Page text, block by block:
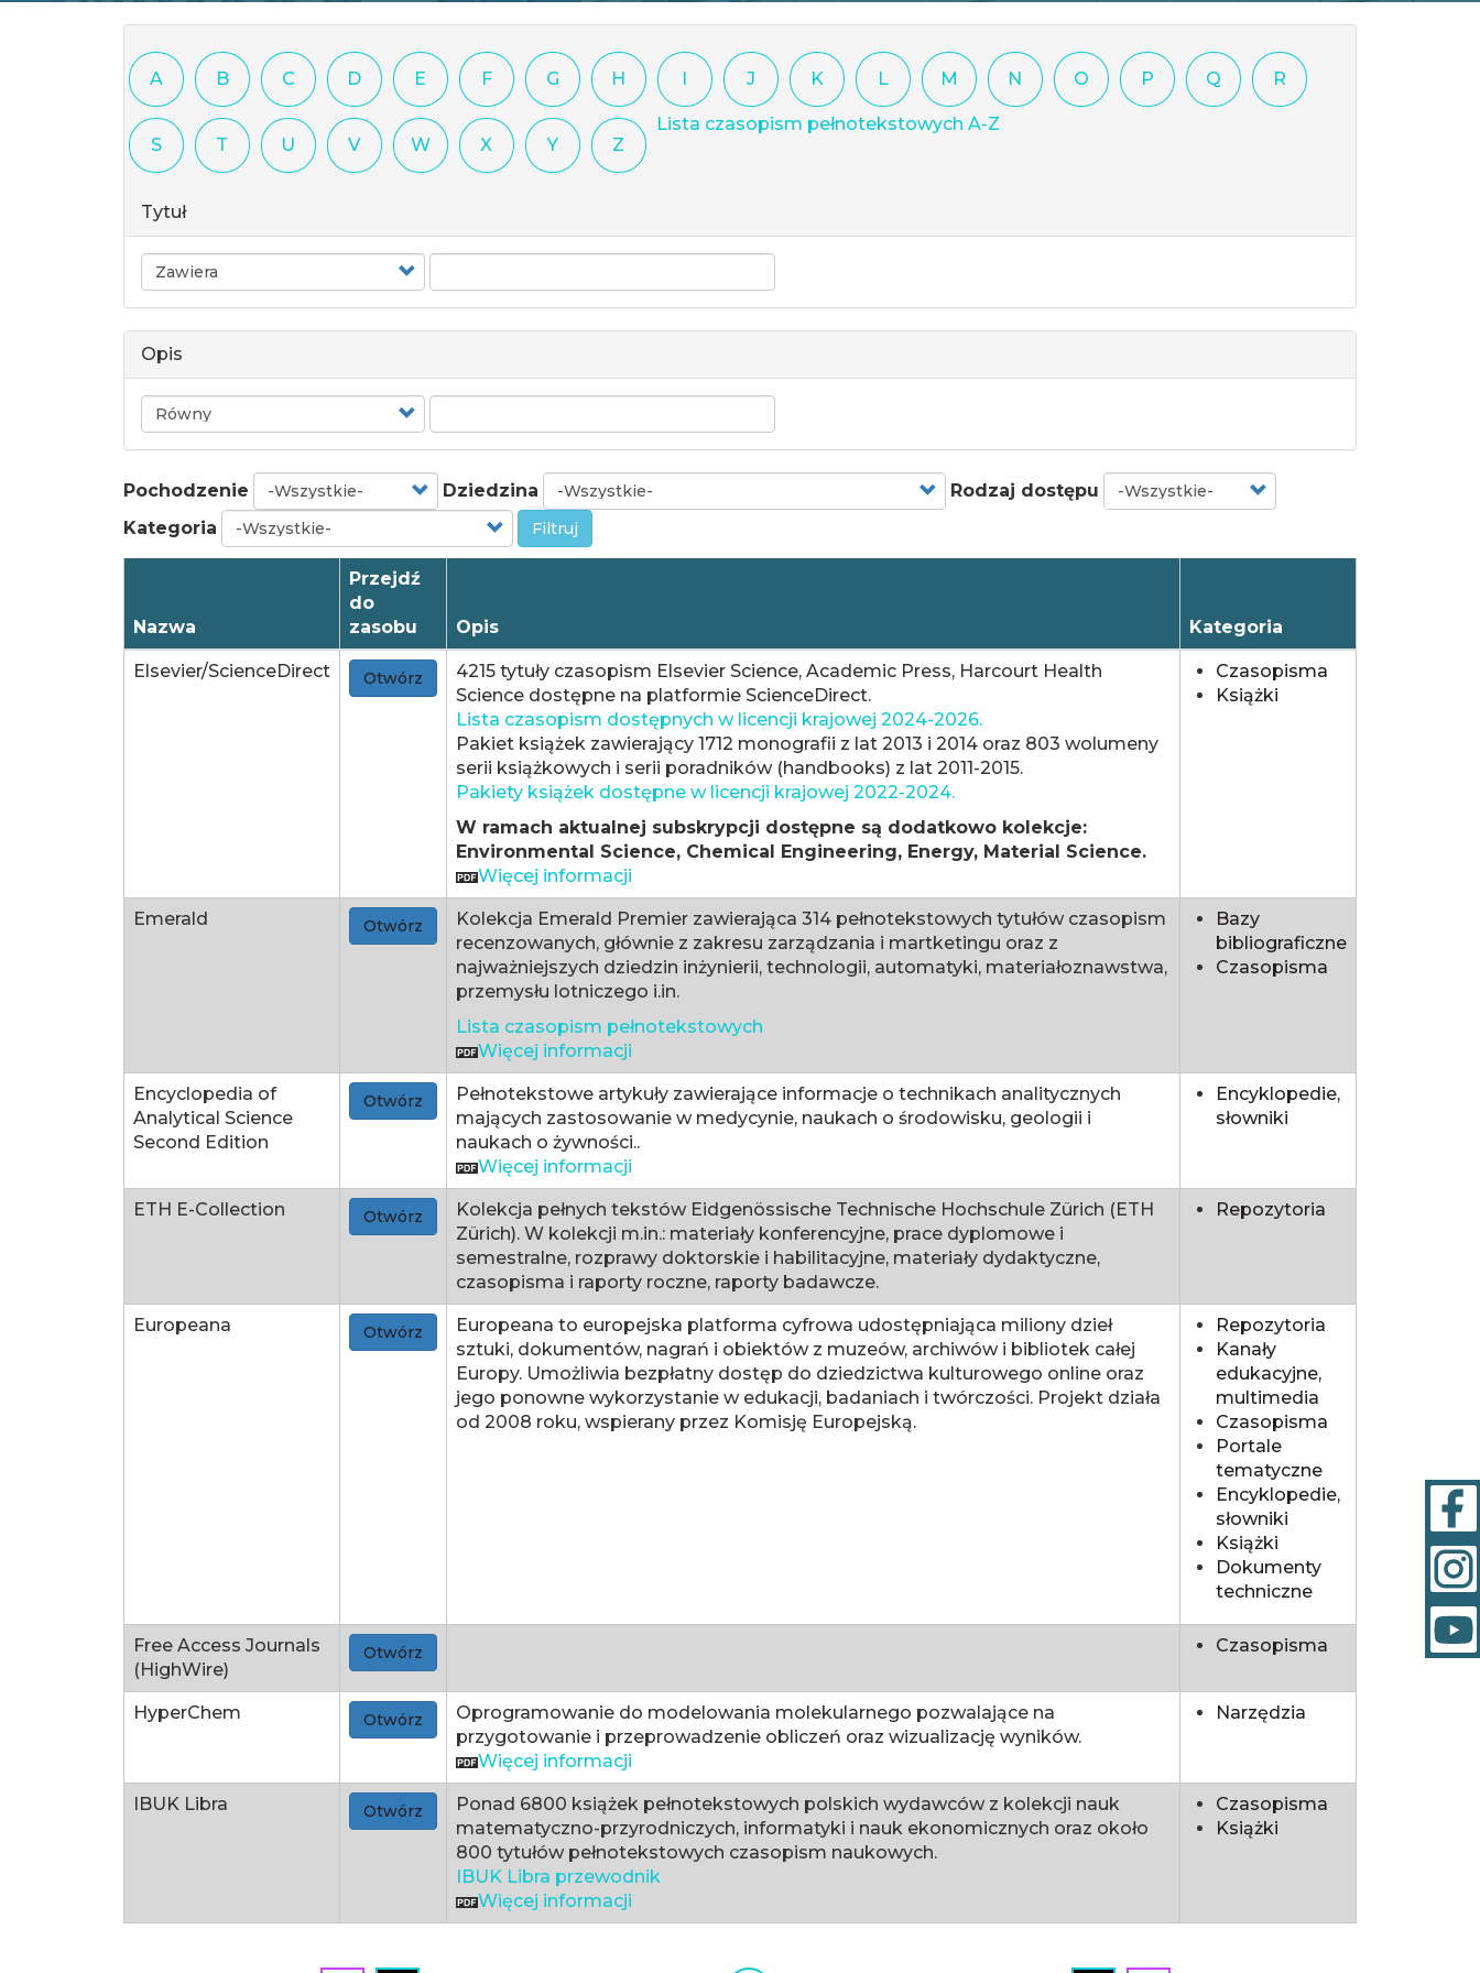
A B C D E F G H I J K L M N O P Q R
S T U V W X Y Z
Lista czasopism pełnotekstowych A-Z
Tytuł
Operator
Opis
Operator
Pochodzenie Dziedzina
Rodzaj dostępu
Kategoria
Filtruj
Nazwa
Przejdź
do
zasobu
Opis Kategoria
Elsevier/ScienceDirect Otwórz
4215 tytuły czasopism Elsevier Science, Academic Press, Harcourt Health
Science dostępne na platformie ScienceDirect.
Lista czasopism dostępnych w licencji krajowej 2024-2026.
Pakiet książek zawierający 1712 monografii z lat 2013 i 2014 oraz 803 wolumeny
serii książkowych i serii poradników (handbooks) z lat 2011-2015.
Pakiety książek dostępne w licencji krajowej 2022-2024.
W ramach aktualnej subskrypcji dostępne są dodatkowo kolekcje:
Environmental Science, Chemical Engineering, Energy, Material Science.
Więcej informacji
Czasopisma
Książki
Emerald Otwórz
Kolekcja Emerald Premier zawierająca 314 pełnotekstowych tytułów czasopism
recenzowanych, głównie z zakresu zarządzania i martketingu oraz z
najważniejszych dziedzin inżynierii, technologii, automatyki, materiałoznawstwa,
przemysłu lotniczego i.in.
Lista czasopism pełnotekstowych
Więcej informacji
Bazy
bibliograficzne
Czasopisma
Encyclopedia of
Analytical Science
Second Edition
Otwórz
Pełnotekstowe artykuły zawierające informacje o technikach analitycznych
mających zastosowanie w medycynie, naukach o środowisku, geologii i
naukach o żywności..
Więcej informacji
Encyklopedie,
słowniki
ETH E-Collection Otwórz
Kolekcja pełnych tekstów Eidgenössische Technische Hochschule Zürich (ETH
Zürich). W kolekcji m.in.: materiały konferencyjne, prace dyplomowe i
semestralne, rozprawy doktorskie i habilitacyjne, materiały dydaktyczne,
czasopisma i raporty roczne, raporty badawcze.
Repozytoria
Europeana Otwórz
Europeana to europejska platforma cyfrowa udostępniająca miliony dzieł
sztuki, dokumentów, nagrań i obiektów z muzeów, archiwów i bibliotek całej
Europy. Umożliwia bezpłatny dostęp do dziedzictwa kulturowego online oraz
jego ponowne wykorzystanie w edukacji, badaniach i twórczości. Projekt działa
od 2008 roku, wspierany przez Komisję Europejską.
Repozytoria
Kanały
edukacyjne,
multimedia
Czasopisma
Portale
tematyczne
Encyklopedie,
słowniki
Książki
Dokumenty
techniczne
Free Access Journals
(HighWire)
Otwórz Czasopisma
HyperChem Otwórz
Oprogramowanie do modelowania molekularnego pozwalające na
przygotowanie i przeprowadzenie obliczeń oraz wizualizację wyników.
Więcej informacji
Narzędzia
IBUK Libra Otwórz
Ponad 6800 książek pełnotekstowych polskich wydawców z kolekcji nauk
matematyczno-przyrodniczych, informatyki i nauk ekonomicznych oraz około
800 tytułów pełnotekstowych czasopism naukowych.
IBUK Libra przewodnik
Więcej informacji
Czasopisma
Książki